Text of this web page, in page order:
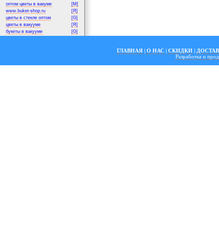
оптом цветы в вакуме
[M]
www.buket-shop.ru
[Я]
цветы в стекле оптом
[G]
цветы в вакууме
[Я]
букеты в вакууме
[G]
ГЛАВНАЯ | О НАС | СКИДКИ |
Разработка и